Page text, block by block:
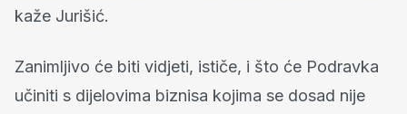
kaže Jurišić.
Zanimljivo će biti vidjeti, ističe, i što će Podravka
učiniti s dijelovima biznisa kojima se dosad nije